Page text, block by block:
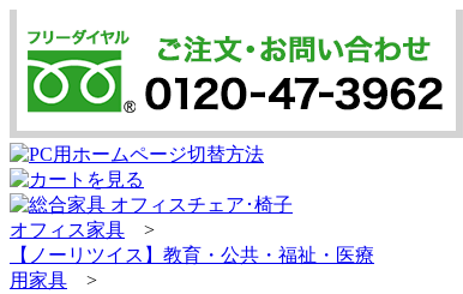
オフィス家具 >
【ノーリツイス】教育・公共・福祉・医療
用家具 >